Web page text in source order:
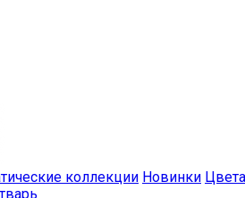
коллекции Новинки Цвета